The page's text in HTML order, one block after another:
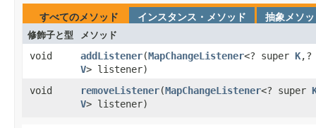
すべてのメソッド インスタンス・メソッド
抽象メソ
修飾子と型
メソッド
void addListener​(MapChangeListener<? super K,?
V> listener)
void
removeListener​(MapChangeListener<? super
V> listener)